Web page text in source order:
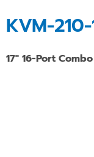
KVM-
17″ 16-Port